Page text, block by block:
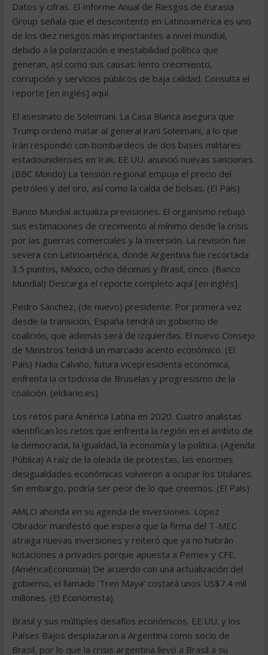
Datos y cifras. El Informe Anual de Riesgos de Eurasia
Group señala que el descontento en Latinoamérica es uno
de los diez riesgos más importantes a nivel mundial,
debido a la polarización e inestabilidad política que
generan, así como sus causas: lento crecimiento,
corrupción y servicios públicos de baja calidad. Consulta el
reporte [en inglés] aquí.
El asesinato de Soleimani. La Casa Blanca asegura que
Trump ordenó matar al general iraní Soleimani, a lo que
Irán respondió con bombardeos de dos bases militares
estadounidenses en Irak. EE.UU. anunció nuevas sanciones.
(BBC Mundo) La tensión regional empuja el precio del
petróleo y del oro, así como la caída de bolsas. (El País)
Banco Mundial actualiza previsiones. El organismo rebajó
sus estimaciones de crecimiento al mínimo desde la crisis
por las guerras comerciales y la inversión. La revisión fue
severa con Latinoamérica, donde Argentina fue recortada
3.5 puntos, México, ocho décimas y Brasil, cinco. (Banco
Mundial) Descarga el reporte completo aquí [en inglés].
Pedro Sánchez, (de nuevo) presidente. Por primera vez
desde la transición, España tendrá un gobierno de
coalición, que además será de izquierdas. El nuevo Consejo
de Ministros tendrá un marcado acento económico. (El
País) Nadia Calviño, futura vicepresidenta económica,
enfrenta la ortodoxia de Bruselas y progresismo de la
coalición. (eldiario.es)
Los retos para América Latina en 2020. Cuatro analistas
identifican los retos que enfrenta la región en el ámbito de
la democracia, la igualdad, la economía y la política. (Agenda
Pública) A raíz de la oleada de protestas, las enormes
desigualdades económicas volvieron a ocupar los titulares.
Sin embargo, podría ser peor de lo que creemos. (El País)
AMLO ahonda en su agenda de inversiones. López
Obrador manifestó que espera que la firma del T-MEC
atraiga nuevas inversiones y reiteró que ya no habrán
licitaciones a privados porque apuesta a Pemex y CFE.
(AméricaEconomía) De acuerdo con una actualización del
gobierno, el llamado ‘Tren Maya’ costará unos US$7.4 mil
millones. (El Economista)
Brasil y sus múltiples desafíos económicos. EE.UU. y los
Países Bajos desplazaron a Argentina como socio de
Brasil, por lo que la crisis argentina llevó a Brasil a su